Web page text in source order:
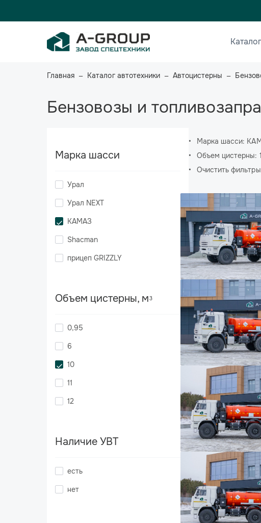
Главная Каталог автотехники Автоцистерны
Бензовозы и
Марка шасси
Урал
Урал NEXT
КАМАЗ
Shacman
прицеп GRIZZLY
Объем цистерны, м3
0,95
6
10
11
12
Наличие УВТ
есть
нет
Марка шасси:
Объем цистерны:
Очистить фильтры